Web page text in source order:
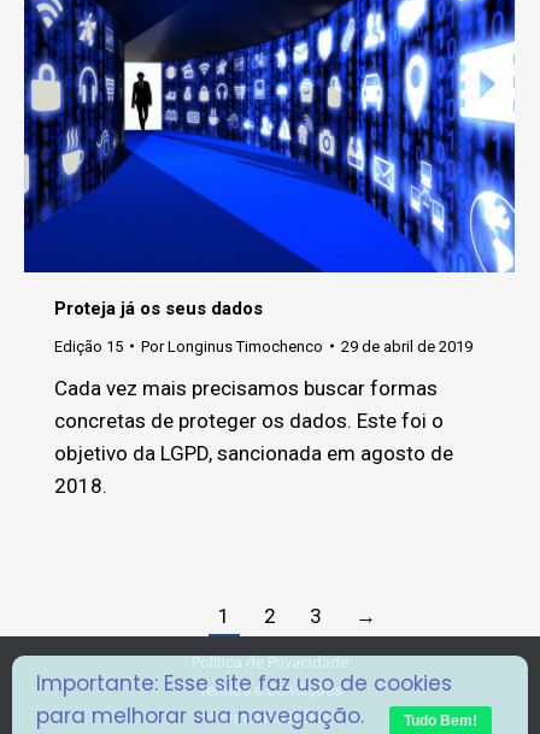
Proteja já os seus dados
Edição 15 PorLonginus Timochenco 29 de abril de 2019
Cada vez mais precisamos buscar formas
concretas de proteger os dados. Este foi o
objetivo da LGPD, sancionada em agosto de
2018.
1 2 3 →
Politica de Privacidade
Termos e Condições
Formulário RGPD
Importante: Esse site faz uso de cookies
para melhorar sua navegação.
Tudo Bem!